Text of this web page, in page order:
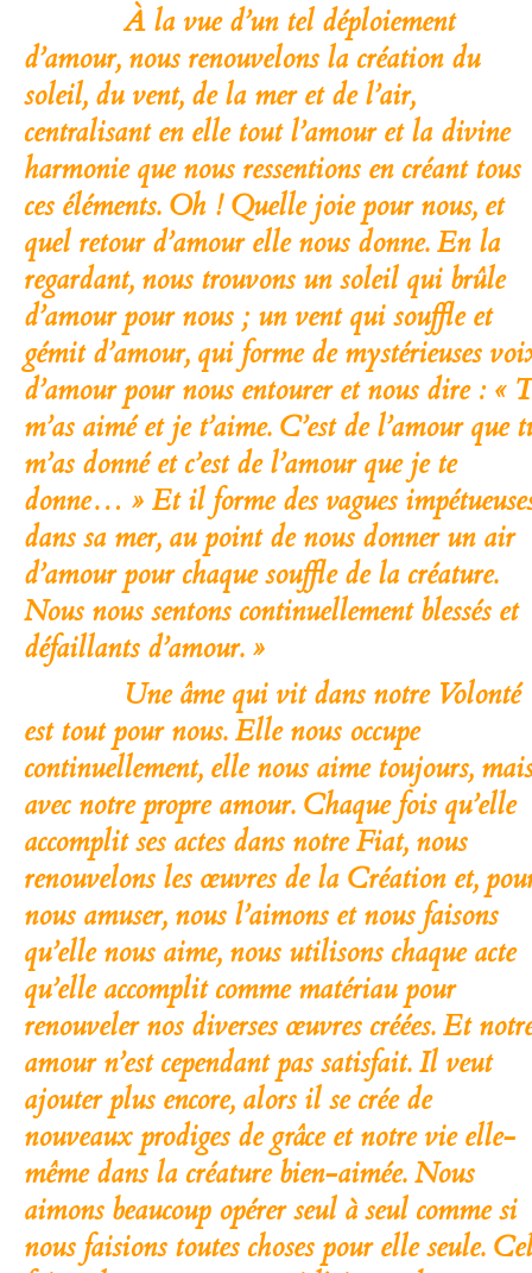
À la vue d’un tel déploiement
d’amour, nous renouvelons la créationdu
soleil, du vent, de la mer et de l’air,
centralisant en elle tout l’amour et la divine
harmonie que nous ressentions en créant tous
ces éléments. Oh ! Quelle joie pour nous, et
quel retour d’amour elle nous donne. En la
regardant, nous trouvons un soleil qui brûle
d’amour pour nous ; un vent qui souffle et
gémit d’amour, qui forme de mystérieuses
d’amour pour nous entourer et nous dire : «
m’as aimé et je t’aime. C’est de l’amour que
m’as donné et c’est de l’amour que je te
donne… » Et il forme des vagues
dans sa mer, au point de nous donner un air
d’amour pour chaque souffle de la créature.
Nous nous sentons continuellement blessés et
défaillants d’amour. »
Une âme qui vit dans notre Volonté
est tout pour nous. Elle nous occupe
continuellement, elle nous aime toujours, mais
avec notre propre amour. Chaque fois qu’elle
accomplit ses actes dans notre Fiat, nous
renouvelons les œuvres de la Création et,
nous amuser, nous l’aimons et nous faisons
qu’elle nous aime, nous utilisons chaque acte
qu’elle accomplit comme matériau pour
renouveler nos diverses œuvres créées. Et
amour n’est cependant pas satisfait. Il veut
ajouter plus encore, alors il se crée de
nouveaux prodiges de grâce et notre vie elle-
même dans la créature bien-aimée.Nous
aimons beaucoup opérer seul à seul comme si
nous faisions toutes choses pour elle seule.